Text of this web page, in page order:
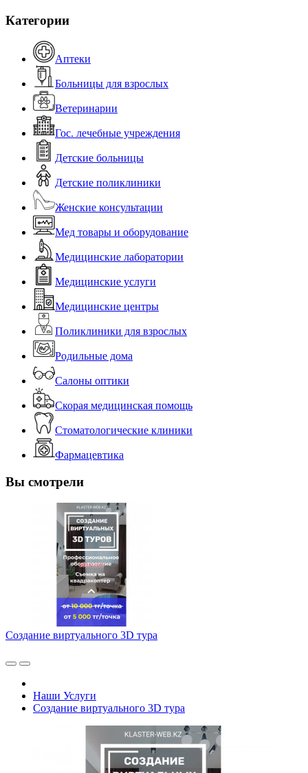
Категории
Аптеки
Больницы для взрослых
Ветеринарии
Гос. лечебные учреждения
Детские больницы
Детские поликлиники
Женские консультации
Мед товары и оборудование
Медицинские лаборатории
Медицинские услуги
Медицинские центры
Поликлиники для взрослых
Родильные дома
Салоны оптики
Скорая медицинская помощь
Стоматологические клиники
Фармацевтика
Вы смотрели
Создание виртуального 3D тура
Наши Услуги
Создание виртуального 3D тура